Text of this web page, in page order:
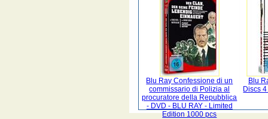
Blu Ray Confessione di un
commissario di Polizia al
procuratore della Repubblica
- DVD - BLU RAY - Limited
Edition 1000 pcs
Blu
Discs